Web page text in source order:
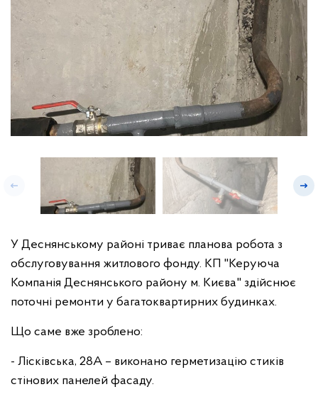
У Деснянському районі триває планова робота з
обслуговування житлового фонду. КП "Керуюча
Компанія Деснянського району м. Києва" здійснює
поточні ремонти у багатоквартирних будинках.
Що саме вже зроблено:
- Лісківська, 28А – виконано герметизацію стиків
стінових панелей фасаду.